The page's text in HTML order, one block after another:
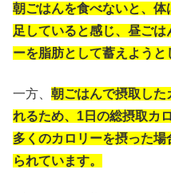
朝ごはんを食べないと、
足していると感じ、昼ご
ーを脂肪として蓄えようと
一方、 朝ごはんで摂取した
れるため、1日の総摂取カ
多くのカロリーを摂った場
られています。